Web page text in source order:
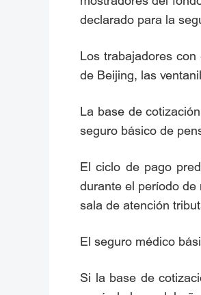
declarado para la
Los trabajadores
de Beijing, las
La base de
seguro básico de
El ciclo de pago
durante el período
sala de atención
El seguro médico
Si la base de